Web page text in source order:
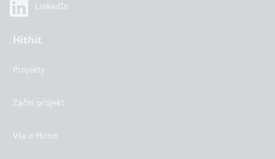
LinkedIn
Hithit
Projekty
Začni projekt
Vše o Hithit